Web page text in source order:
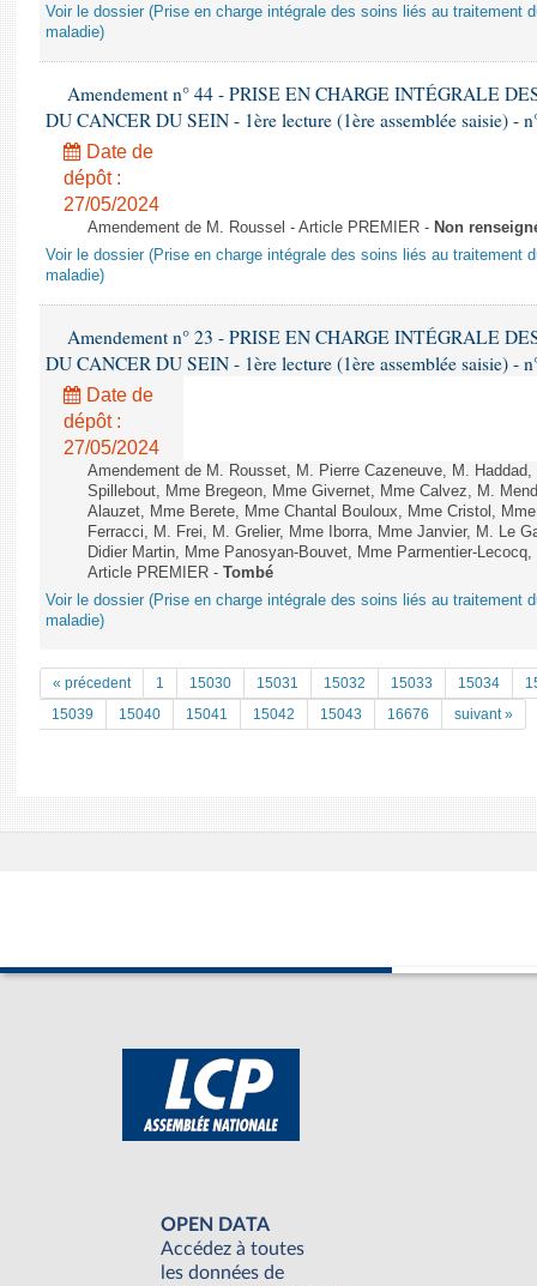
Voir le dossier (Prise en charge intégrale des soins liés au traitement
maladie)
Amendement n° 44 - PRISE EN CHARGE INTÉGRALE
DU CANCER DU SEIN - 1ère lecture (1ère assemblée saisie) -
Date de
dépôt :
27/05/2024
Amendement de M. Roussel - Article PREMIER - Non
Voir le dossier (Prise en charge intégrale des soins liés au traitement
maladie)
Amendement n° 23 - PRISE EN CHARGE INTÉGRALE
DU CANCER DU SEIN - 1ère lecture (1ère assemblée saisie) -
Date de
dépôt :
27/05/2024
Amendement de M. Rousset, M. Pierre Cazeneuve, M.
Spillebout, Mme Bregeon, Mme Givernet, Mme Calvez, M.
Alauzet, Mme Berete, Mme Chantal Bouloux, Mme Cristol,
Ferracci, M. Frei, M. Grelier, Mme Iborra, Mme Janvier, M. Le
Didier Martin, Mme Panosyan-Bouvet, Mme Parmentier-
Article PREMIER - Tombé
Voir le dossier (Prise en charge intégrale des soins liés au traitement
maladie)
« précedent 1 15030 15031 15032 15033 15034
15039
15040 15041 15042 15043 16676 suivant »
OPEN DATA
Accédez à toutes
les données de